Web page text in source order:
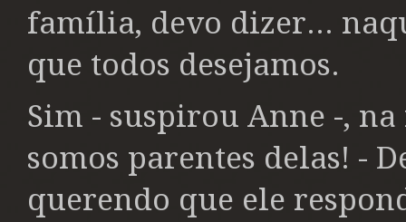
família, devo dizer...
que todos desejamos.
Sim - suspirou Anne -,
somos parentes delas! -
querendo que ele